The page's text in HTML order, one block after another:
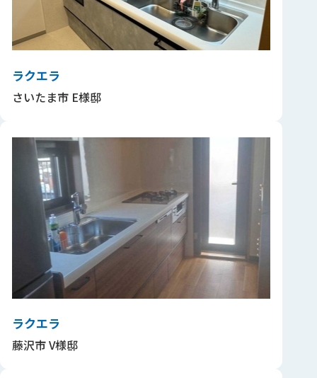
ラクエラ
さいたま市 E様邸
ラクエラ
藤沢市 V様邸